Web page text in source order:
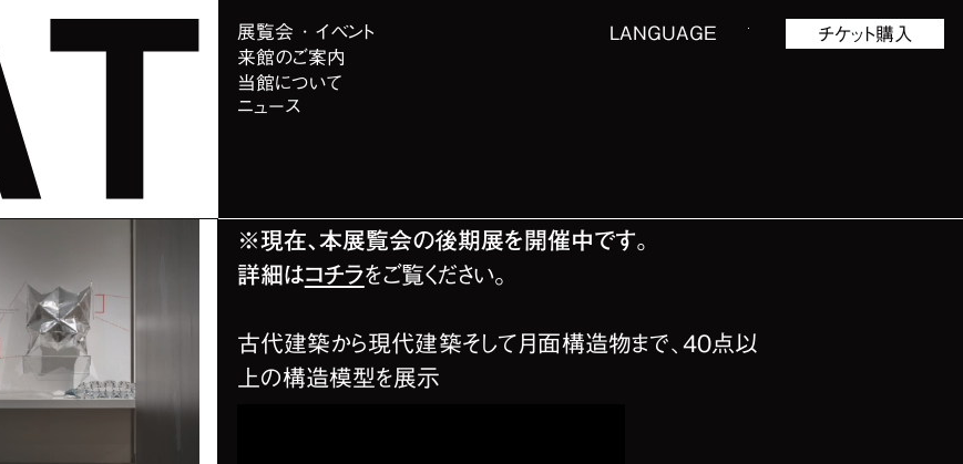
展覧会 ･ イベント
来館のご案内
当館について
ニュース
LANGUAGE チケット購入
※現在、本展覧会の後期展を開催中です。
詳細はコチラをご覧ください。
古代建築から現代建築そして月面構造物まで、40点以
上の構造模型を展示